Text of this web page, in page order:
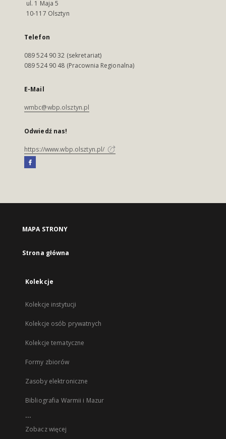
ul. 1 Maja 5
10-117 Olsztyn
Telefon
089 524 90 32 (sekretariat)
089 524 90 48 (Pracownia Regionalna)
E-Mail
wmbc@wbp.olsztyn.pl
Odwiedź nas!
https://www.wbp.olsztyn.pl/
MAPA STRONY
Strona główna
Kolekcje
Kolekcje instytucji
Kolekcje osób prywatnych
Kolekcje tematyczne
Formy zbiorów
Zasoby elektroniczne
Bibliografia Warmii i Mazur
...
Zobacz więcej